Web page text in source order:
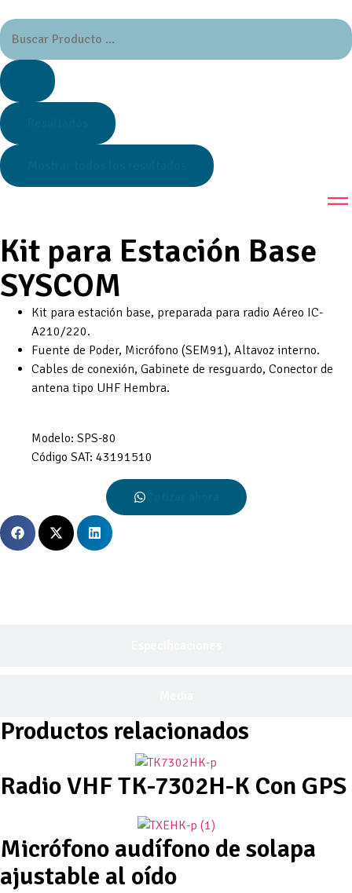
Kit para Estación Base
SYSCOM
Kit para estación base, preparada para radio Aéreo IC-
A210/220.
Fuente de Poder, Micrófono (SEM91), Altavoz interno.
Cables de conexión, Gabinete de resguardo, Conector de
antena tipo UHF Hembra.
Modelo: SPS-80
Código SAT: 43191510
Productos relacionados
Radio VHF TK-7302H-K Con GPS
Micrófono audífono de solapa
ajustable al oído